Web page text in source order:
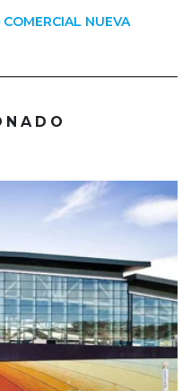
COMERCIAL NUEVA